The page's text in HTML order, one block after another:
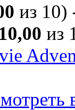
из 10)
10,00 из